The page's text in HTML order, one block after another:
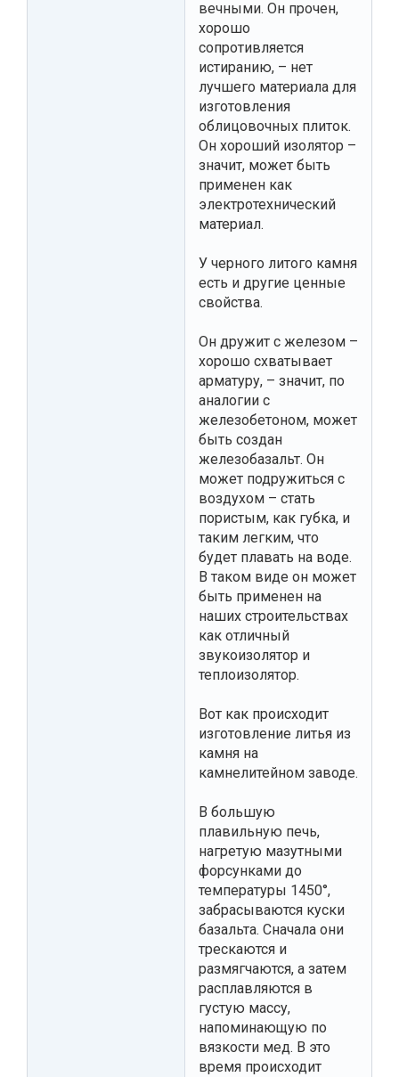
вечными. Он прочен,
хорошо
сопротивляется
истиранию, – нет
лучшего материала для
изготовления
облицовочных плиток.
Он хороший изолятор –
значит, может быть
применен как
электротехнический
материал.
У черного литого камня
есть и другие ценные
свойства.
Он дружит с железом –
хорошо схватывает
арматуру, – значит, по
аналогии с
железобетоном, может
быть создан
железобазальт. Он
может подружиться с
воздухом – стать
пористым, как губка, и
таким легким, что
будет плавать на воде.
В таком виде он может
быть применен на
наших строительствах
как отличный
звукоизолятор и
теплоизолятор.
Вот как происходит
изготовление литья из
камня на
камнелитейном заводе.
В большую
плавильную печь,
нагретую мазутными
форсунками до
температуры 1450°,
забрасываются куски
базальта. Сначала они
трескаются и
размягчаются, а затем
расплавляются в
густую массу,
напоминающую по
вязкости мед. В это
время происходит